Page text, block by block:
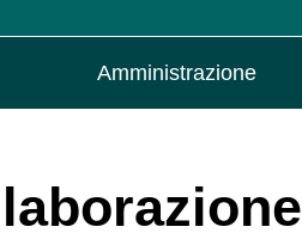
Amministrazione